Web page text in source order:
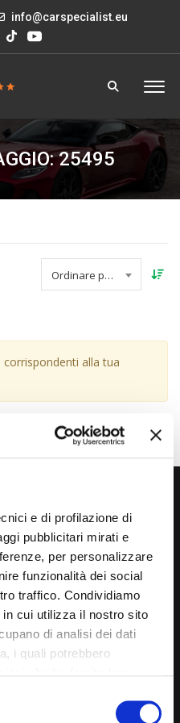
e di profilazione di
pubblicitari mirati e
per personalizzare
funzionalità dei social
traffico. Condividiamo
cui utilizza il nostro sito
di analisi dei dati
i quali potrebbero
comporta l’accettazione
info@carspecialist.eu
25495
Ordinare per data
alla tua
(CO) 22100